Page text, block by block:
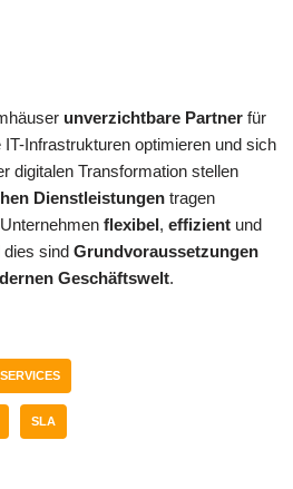
unverzichtbare Partner für
Infrastrukturen optimieren und sich
digitalen Transformation stellen
Dienstleistungen tragen
flexibel, effizient und
dies sind Grundvoraussetzungen
Geschäftswelt.
SLA